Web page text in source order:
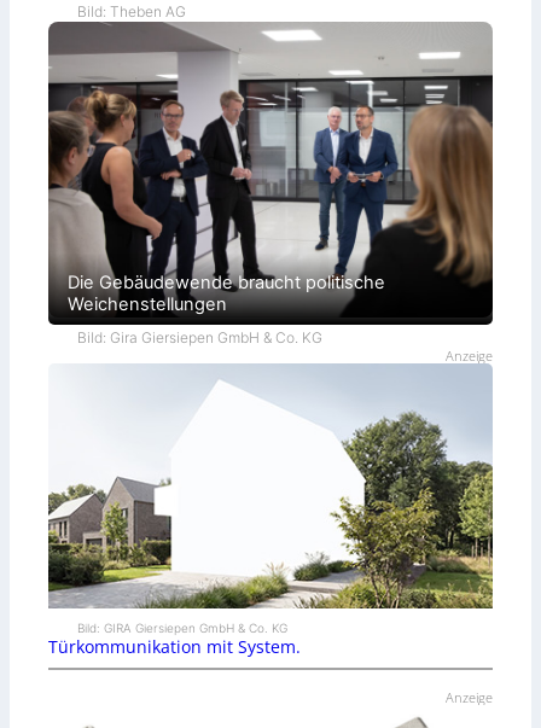
Bild: Theben AG
Die Gebäudewende braucht politische
Weichenstellungen
Bild: Gira Giersiepen GmbH & Co. KG
Anzeige
Bild: GIRA Giersiepen GmbH & Co. KG
Türkommunikation mit System.
Anzeige